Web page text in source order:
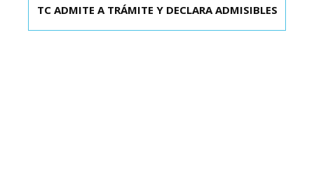
EXDIPUTADO LAVÍN SALIÓ DE CAPITÁN YÁBER
TC ADMITE A TRÁMITE Y DECLARA ADMISIBLES